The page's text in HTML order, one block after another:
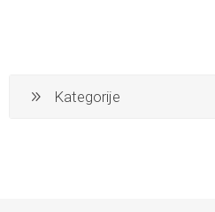
Kategorije